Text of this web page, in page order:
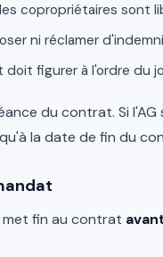
copropriétaires sont
ni réclamer
figurer à l'ordre du
du contrat. Si
la date de fin du
fin au contrat